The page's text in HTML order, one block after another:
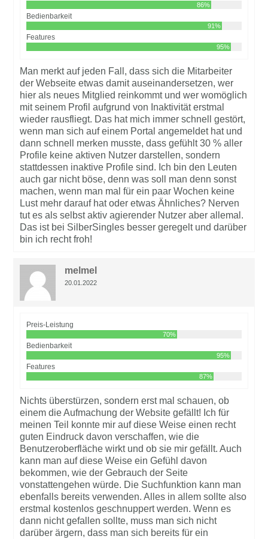
86%
Bedienbarkeit
91%
Features
95%
Man merkt auf jeden Fall, dass sich die Mitarbeiter
der Webseite etwas damit auseinandersetzen, wer
hier als neues Mitglied reinkommt und wer womöglich
mit seinem Profil aufgrund von Inaktivität erstmal
wieder rausfliegt. Das hat mich immer schnell gestört,
wenn man sich auf einem Portal angemeldet hat und
dann schnell merken musste, dass gefühlt 30 % aller
Profile keine aktiven Nutzer darstellen, sondern
stattdessen inaktive Profile sind. Ich bin den Leuten
auch gar nicht böse, denn was soll man denn sonst
machen, wenn man mal für ein paar Wochen keine
Lust mehr darauf hat oder etwas Ähnliches? Nerven
tut es als selbst aktiv agierender Nutzer aber allemal.
Das ist bei SilberSingles besser geregelt und darüber
bin ich recht froh!
melmel
20.01.2022
Preis-Leistung
70%
Bedienbarkeit
95%
Features
87%
Nichts überstürzen, sondern erst mal schauen, ob
einem die Aufmachung der Website gefällt! Ich für
meinen Teil konnte mir auf diese Weise einen recht
guten Eindruck davon verschaffen, wie die
Benutzeroberfläche wirkt und ob sie mir gefällt. Auch
kann man auf diese Weise ein Gefühl davon
bekommen, wie der Gebrauch der Seite
vonstattengehen würde. Die Suchfunktion kann man
ebenfalls bereits verwenden. Alles in allem sollte also
erstmal kostenlos geschnuppert werden. Wenn es
dann nicht gefallen sollte, muss man sich nicht
darüber ärgern, dass man sich bereits für ein